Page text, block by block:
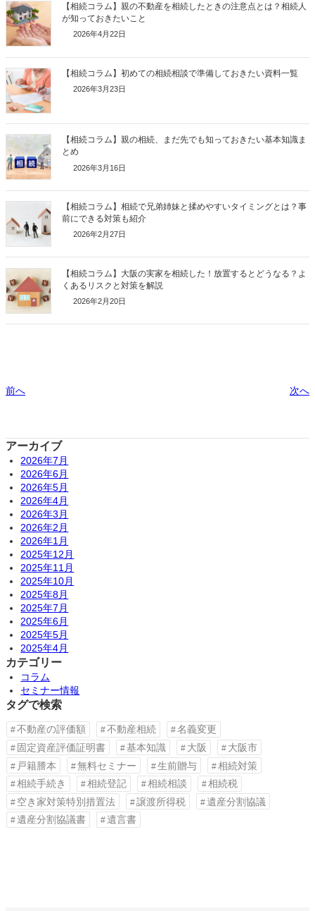
【相続コラム】親の不動産を相続したときの注意点とは？相続人
が知っておきたいこと
2026年4月22日
【相続コラム】初めての相続相談で準備しておきたい資料一覧
2026年3月23日
【相続コラム】親の相続、まだ先でも知っておきたい基本知識ま
とめ
2026年3月16日
【相続コラム】相続で兄弟姉妹と揉めやすいタイミングとは？事
前にできる対策も紹介
2026年2月27日
【相続コラム】大阪の実家を相続した！放置するとどうなる？よ
くあるリスクと対策を解説
2026年2月20日
前へ 次へ
アーカイブ
2026年7月
2026年6月
2026年5月
2026年4月
2026年3月
2026年2月
2026年1月
2025年12月
2025年11月
2025年10月
2025年8月
2025年7月
2025年6月
2025年5月
2025年4月
カテゴリー
コラム
セミナー情報
タグで検索
不動産の評価額 不動産相続
名義変更
固定資産評価証明書
基本知識 大阪
大阪市
戸籍謄本
無料セミナー 生前贈与
相続対策
相続手続き
相続登記 相続相談
相続税
空き家対策特別措置法
譲渡所得税
遺産分割協議
遺産分割協議書
遺言書